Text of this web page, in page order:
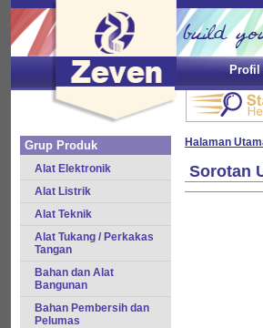
Profil
Grup Produk
Alat Elektronik
Alat Listrik
Alat Teknik
Alat Tukang / Perkakas
Tangan
Bahan dan Alat
Bangunan
Bahan Pembersih dan
Pelumas
Halaman
Sorotan